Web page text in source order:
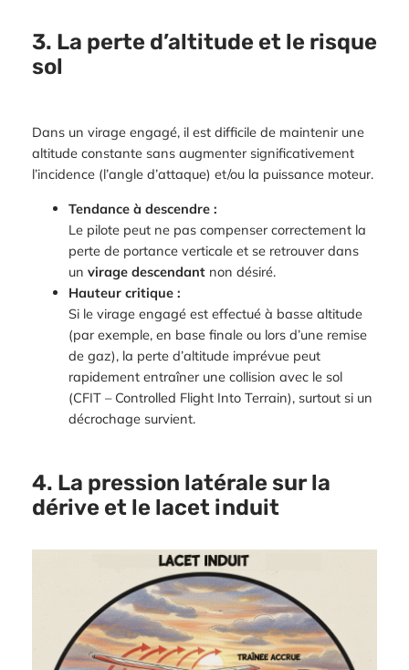
3. La perte d’altitude et le risque
sol
Dans un virage engagé, il est difficile de maintenir une
altitude constante sans augmenter significativement
l’incidence (l’angle d’attaque) et/ou la puissance moteur.
Tendance à descendre :
Le pilote peut ne pas compenser correctement la
perte de portance verticale et se retrouver dans
un virage descendantnon désiré.
Hauteur critique :
Si le virage engagé est effectué à basse altitude
(par exemple, en base finale ou lors d’une remise
de gaz), la perte d’altitude imprévue peut
rapidement entraîner une collision avec le sol
(CFIT – Controlled Flight Into Terrain), surtout si un
décrochage survient.
4. La pression latérale sur la
dérive et le lacet induit